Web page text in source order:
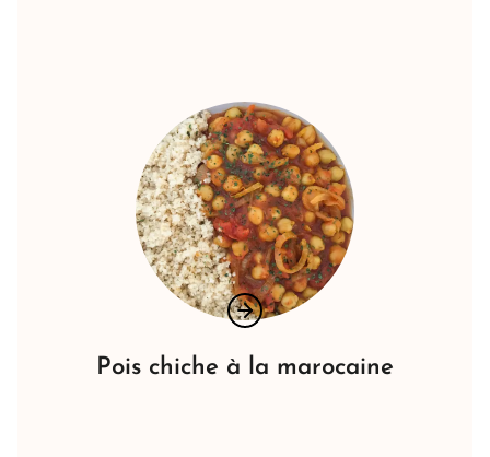
Pois chiche à la marocaine